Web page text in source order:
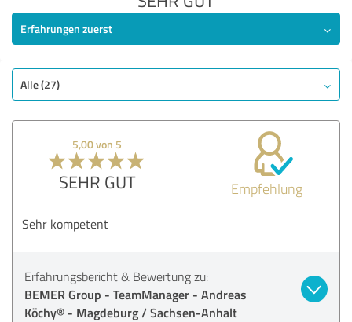
Erfahrungen zuerst
Alle (27)
5,00 von 5
SEHR GUT Empfehlung
Sehr kompetent
Erfahrungsbericht & Bewertung zu:
BEMER Group - TeamManager - Andreas
Köchy® - Magdeburg / Sachsen-Anhalt